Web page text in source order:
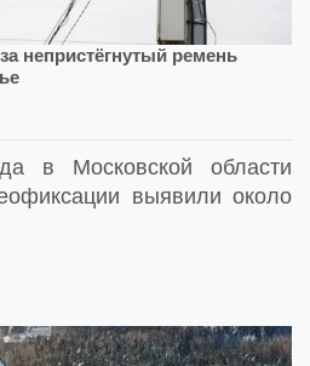
непристёгнутый ремень
в Московской области
выявили около
и пассажиров